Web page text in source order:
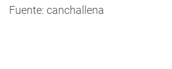
Fuente: canchallena